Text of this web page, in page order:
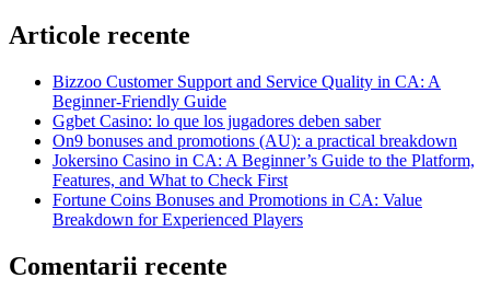
Articole recente
Bizzoo Customer Support and Service Quality in CA: A
Beginner-Friendly Guide
Ggbet Casino: lo que los jugadores deben saber
On9 bonuses and promotions (AU): a practical breakdown
Jokersino Casino in CA: A Beginner’s Guide to the Platform,
Features, and What to Check First
Fortune Coins Bonuses and Promotions in CA: Value
Breakdown for Experienced Players
Comentarii recente